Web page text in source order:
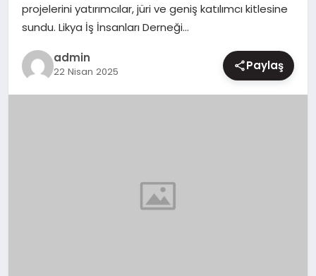
projelerini yatırımcılar, jüri ve geniş katılımcı kitlesine
sundu. Likya İş İnsanları Derneği…
admin
22 Nisan 2025 Paylaş